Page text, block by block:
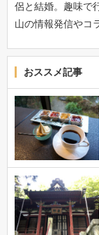
侶と結婚。趣味で
山の情報発信やコ
おススメ記事